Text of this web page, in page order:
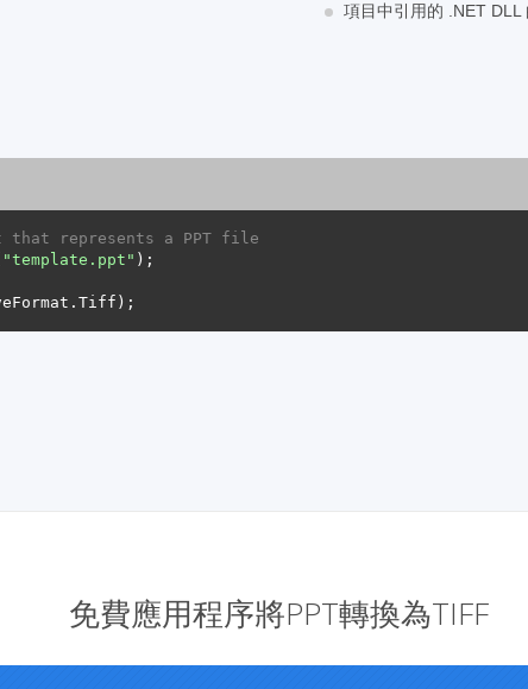
項目中引用的 .NET DLL
represents a PPT file
"template.ppt"
免費應用程序將PPT轉換為TIFF